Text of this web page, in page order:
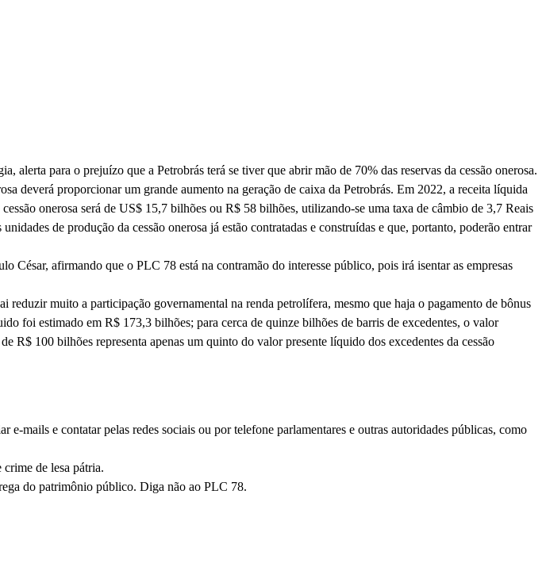
para o prejuízo que a Petrobrás terá se tiver que abrir mão de 70% das reservas da cessão onerosa.
deverá proporcionar um grande aumento na geração de caixa da Petrobrás. Em 2022, a receita líquida
onerosa será de US$ 15,7 bilhões ou R$ 58 bilhões, utilizando-se uma taxa de câmbio de 3,7 Reais
de produção da cessão onerosa já estão contratadas e construídas e que, portanto, poderão entrar
César, afirmando que o PLC 78 está na contramão do interesse público, pois irá isentar as empresas
reduzir muito a participação governamental na renda petrolífera, mesmo que haja o pagamento de bônus
foi estimado em R$ 173,3 bilhões; para cerca de quinze bilhões de barris de excedentes, o valor
R$ 100 bilhões representa apenas um quinto do valor presente líquido dos excedentes da cessão
e-mails e contatar pelas redes sociais ou por telefone parlamentares e outras autoridades públicas, como
crime de lesa pátria.
do patrimônio público. Diga não ao PLC 78.